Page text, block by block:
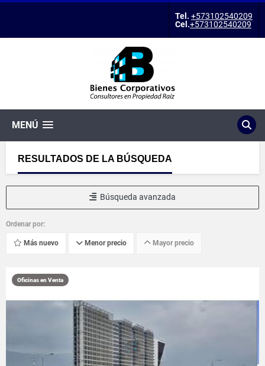
Tel. +573102540209
Cel.+573102540209
MENÚ
RESULTADOS DE LA BÚSQUEDA
Búsqueda avanzada
Ordenar por:
Más nuevo Menor precio Mayor precio
Oficinas en Venta
VER DETALLES